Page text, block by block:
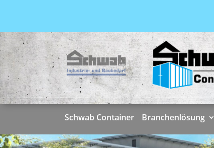
Schwab Container Branchenlösung